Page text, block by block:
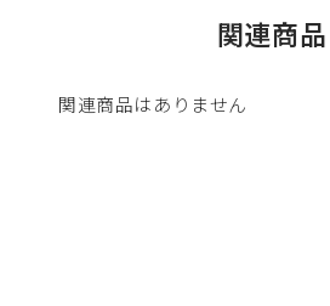
関連商品
関連商品はありません